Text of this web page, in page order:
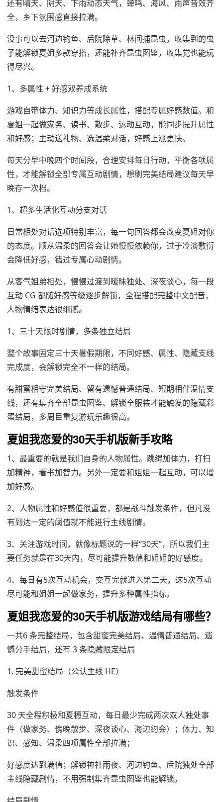
还有晴天、阴天、下雨动态天气，蝉鸣、海风、雨声音效齐
全，乡下氛围感直接拉满。
没事可以去河边钓鱼、后院除草、林间捕昆虫，收集到的虫
子能解锁夏姐多款穿搭，还能补齐昆虫图鉴，收集党也能玩
得尽兴。
1、多属性 + 好感双养成系统
游戏自带体力、知识力等成长属性，搭配专属好感数值。和
夏姐一起做家务、读书、散步、运动互动，能同步提升属性
和好感；主动送礼物、选温柔对话，好感上涨更快。
每天分早中晚四个时间段，合理安排每日行动，平衡各项属
性，才能解锁全部专属互动剧情，想刷完美结局建议每天早
晚存一次档。
1、超多生活化互动分支对话
日常相处对话选项特别丰富，每一句回答都会改变夏姐对你
的态度。顺从温柔的回答会让她慢慢依赖你，过于冷淡敷衍
会降低好感，错过专属心动剧情。
从客气姐弟相处，慢慢过渡到暧昧独处、深夜谈心，每一段
互动 CG 都随好感等级逐步解锁，全程搭配完整中文配音，
人物情绪表达很细腻。
1、三十天限时剧情，多条独立结局
整个故事固定三十天暑假期限，不同好感、属性、隐藏支线
完成度，会解锁完全不一样的结局。
有甜蜜相守完美结局、留有遗憾普通结局、短期相伴温情支
线，还有集齐全部昆虫图鉴、解锁全服装才能触发的隐藏彩
蛋结局，多周目重复游玩乐趣很高。
夏姐我恋爱的30天手机版新手攻略
1、最重要的就是我们自身的人物属性。跳绳加体力，打扫
加精神，看书加智力。另外一定要和姐姐一起互动，可以增
加好感。
2、人物属性和好感值很重要，都是战斗触发条件，但凡没
有到达一定的阈值就不能进行主线剧情。
3、关注游戏时间，就像标题说的一样“30天”，所以我们主
要任务就是在30天内，尽可能提升数值和姐姐的好感度。
4、每日有5次互动机会，交互完就进入第二天，这5次互动
尽可能和姐姐一起做家务，提升多种属性指标。
夏姐我恋爱的30天手机版游戏结局有哪些？
一共6 条完整结局，包含甜蜜完美结局、温情普通结局、遗
憾分手结局，还有 3 条隐藏限定结局
1. 完美甜蜜结局（公认主线 HE）
触发条件
30 天全程积极和夏穗互动，每日最少完成两次双人独处事
件（做家务、傍晚散步、深夜谈心、海边约会）；体力、知
识、感知、温柔四项属性全部拉满；
好感度达到满值；解锁神社雨夜、河边钓鱼、后院独处全部
主线隐藏剧情，不用强制集齐昆虫图鉴也能解锁。